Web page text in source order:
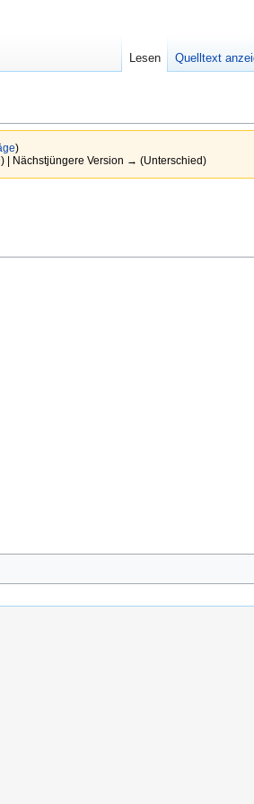
)
| Nächstjüngere Version → (Unterschied)
Lesen Quelltext